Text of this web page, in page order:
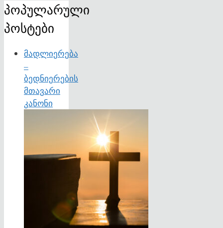
პოპულარული
პოსტები
მადლიერება
–
ბედნიერების
მთავარი
კანონი